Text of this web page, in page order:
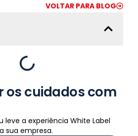
VOLTAR PARA BLOG
os cuidados com
leve a experiência White Label
sua empresa.